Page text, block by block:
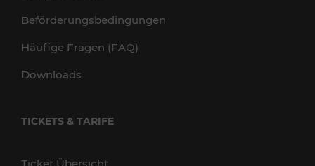
Beförderungsbedingungen
Häufige Fragen (FAQ)
Downloads
TICKETS & TARIFE